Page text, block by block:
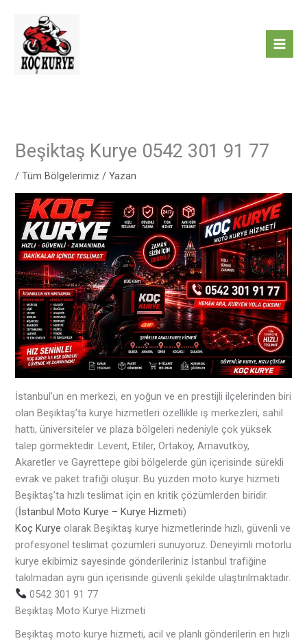
Beşiktaş Kurye 0542 301 91 77
/Tüm Bölgelerimiz / Yazan
İstanbul’un en merkezi, en yoğun ve en prestijli ilçelerinden biri
olan Beşiktaş’ta kurye hizmetleri özellikle iş merkezleri, sahil
hattı, üniversiteler ve plaza bölgeleri nedeniyle çok yüksek
talep görmektedir. Levent, Etiler, Ortaköy, Arnavutköy,
Akaretler ve Gayrettepe gibi bölgelerde gün içerisinde sürekli
evrak ve paket trafiği oluşur. Bu yüzden moto kurye hizmeti
Beşiktaş’ta hızlı teslimat için en kritik çözümlerden biridir.
(İstanbul Moto Kurye – Kurye Hizmeti)
Koç Kurye olarak Beşiktaş kurye hizmetlerinde hızlı, güvenli ve
profesyonel teslimat çözümleri sunuyoruz. Deneyimli motorlu
kurye ekibimiz sayesinde gönderileriniz İstanbul trafiğine
takılmadan aynı gün içerisinde güvenli şekilde ulaştırılmaktadır.
0542 301 91 77
Beşiktaş Moto Kurye Hizmeti
Beşiktaş moto kurye hizmeti, acil ve planlı gönderilerin en hızlı